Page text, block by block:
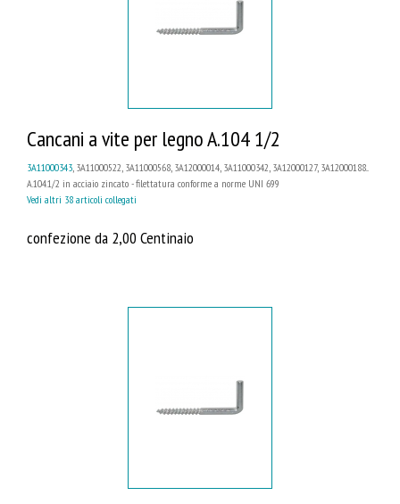
Cancani a vite per legno A.104 1/2
3A11000343 , 3A11000522, 3A11000568, 3A12000014, 3A11000342, 3A12000127, 3A12000188...
A.104.1/2 in acciaio zincato - filettatura conforme a norme UNI 699
Vedi altri 38 articoli collegati
confezione da 2,00 Centinaio